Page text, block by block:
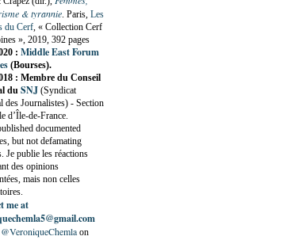
& tyrannie. Paris, Les
du Cerf, « Collection Cerf
», 2019, 392 pages
: Middle East Forum
(Bourses).
: Membre du Conseil
du SNJ (Syndicat
des Journalistes) - Section
d’Île-de-France.
documented
but not defamating
Je publie les réactions
des opinions
mais non celles
me at
@VeroniqueChemlaon